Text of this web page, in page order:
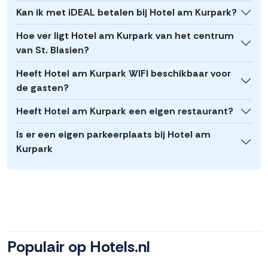
Kan ik met iDEAL betalen bij Hotel am Kurpark?
Hoe ver ligt Hotel am Kurpark van het centrum
van St. Blasien?
Heeft Hotel am Kurpark WIFI beschikbaar voor
de gasten?
Heeft Hotel am Kurpark een eigen restaurant?
Is er een eigen parkeerplaats bij Hotel am
Kurpark
Populair op Hotels.nl